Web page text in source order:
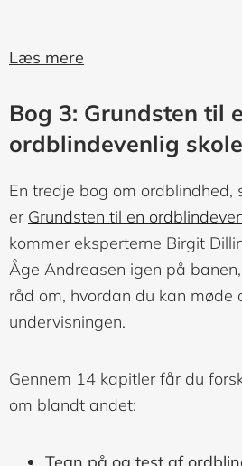
Læs mere
Bog 3: Grundsten til
ordblindevenlig skole
En tredje bog om ordblindhed,
er Grundsten til en
kommer eksperterne Birgit
Åge Andreasen igen på
råd om, hvordan du kan møde
undervisningen.
Gennem 14 kapitler får du
om blandt andet: